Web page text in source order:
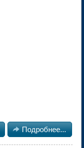
 Подробнее...